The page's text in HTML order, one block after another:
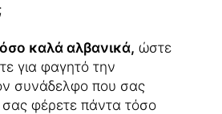
καλά αλβανικά, ώστε
για φαγητό την
συνάδελφο που σας
σας φέρετε πάντα τόσο